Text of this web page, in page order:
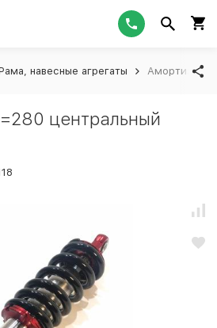
навесные агрегаты
центральный